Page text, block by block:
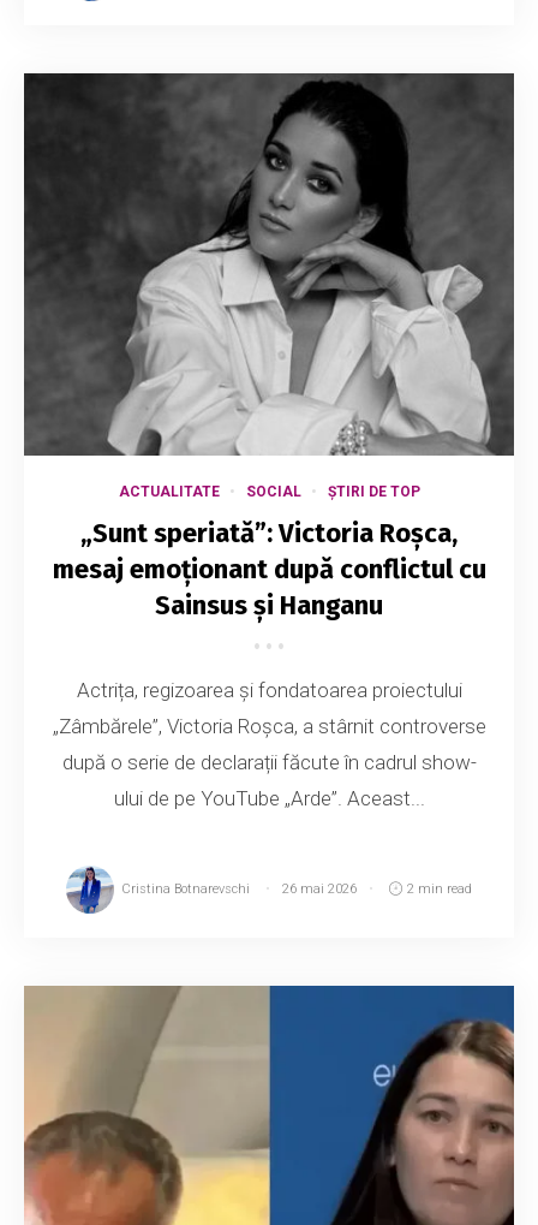
ACTUALITATE SOCIAL ȘTIRI DE TOP
„Sunt speriată”: Victoria Roșca,
mesaj emoționant după conflictul cu
Sainsus și Hanganu
Actrița, regizoarea și fondatoarea proiectului
„Zâmbărele”, Victoria Roșca, a stârnit controverse
după o serie de declarații făcute în cadrul show-
ului de pe YouTube „Arde”. Aceast...
Cristina Botnarevschi 26 mai 2026 2 min read